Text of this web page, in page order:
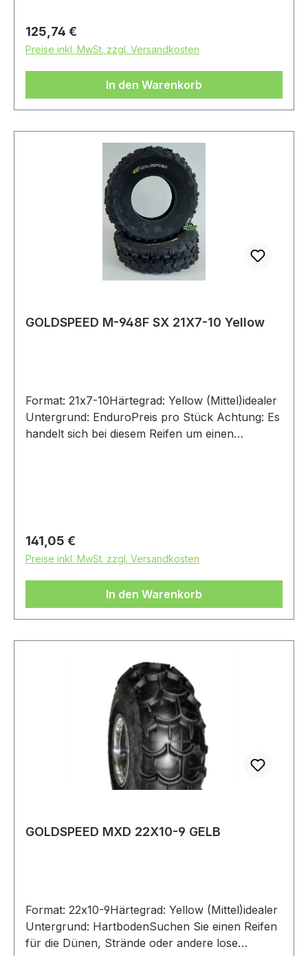
Regulärer Preis:
125,74 €
Preise inkl. MwSt. zzgl. Versandkosten
In den Warenkorb
GOLDSPEED M-948F SX 21X7-10 Yellow
Format: 21x7-10Härtegrad: Yellow (Mittel)idealer
Untergrund: EnduroPreis pro Stück Achtung: Es
handelt sich bei diesem Reifen um einen
Regulärer Preis:
141,05 €
Preise inkl. MwSt. zzgl. Versandkosten
In den Warenkorb
GOLDSPEED MXD 22X10-9 GELB
Format: 22x10-9Härtegrad: Yellow (Mittel)idealer
Untergrund: HartbodenSuchen Sie einen Reifen
für die Dünen, Strände oder andere lose